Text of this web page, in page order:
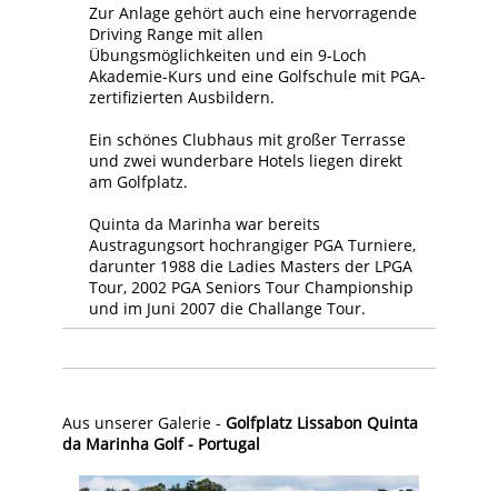
Zur Anlage gehört auch eine hervorragende
Driving Range mit allen
Übungsmöglichkeiten und ein 9-Loch
Akademie-Kurs und eine Golfschule mit PGA-
zertifizierten Ausbildern.
Ein schönes Clubhaus mit großer Terrasse
und zwei wunderbare Hotels liegen direkt
am Golfplatz.
Quinta da Marinha war bereits
Austragungsort hochrangiger PGA Turniere,
darunter 1988 die Ladies Masters der LPGA
Tour, 2002 PGA Seniors Tour Championship
und im Juni 2007 die Challange Tour.
Aus unserer Galerie - Golfplatz Lissabon Quinta
da Marinha Golf - Portugal